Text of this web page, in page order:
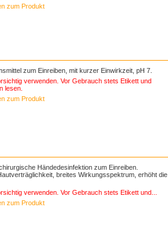
zum Produkt
zum Einreiben, mit kurzer Einwirkzeit, pH 7.
verwenden. Vor Gebrauch stets Etikett und
lesen.
zum Produkt
Händedesinfektion zum Einreiben.
breites Wirkungsspektrum, erhöht die
verwenden. Vor Gebrauch stets Etikett und...
zum Produkt